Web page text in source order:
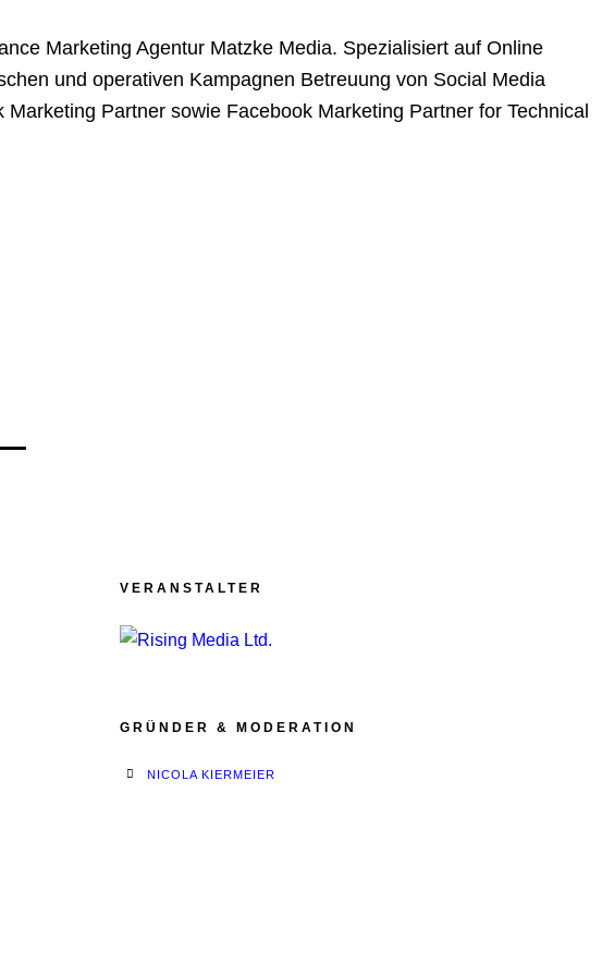
Marketing Agentur Matzke Media. Spezialisiert auf Online
und operativen Kampagnen Betreuung von Social Media
Partner sowie Facebook Marketing Partner for Technical
VERANSTALTER
GRÜNDER & MODERATION
NICOLA KIERMEIER